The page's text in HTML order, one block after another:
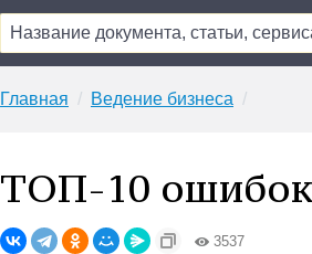
Главная Ведение бизнеса
ТОП-10
3537